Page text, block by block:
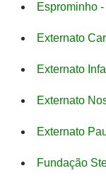
Esprominho
Externato
Externato
Externato
Externato
Fundação